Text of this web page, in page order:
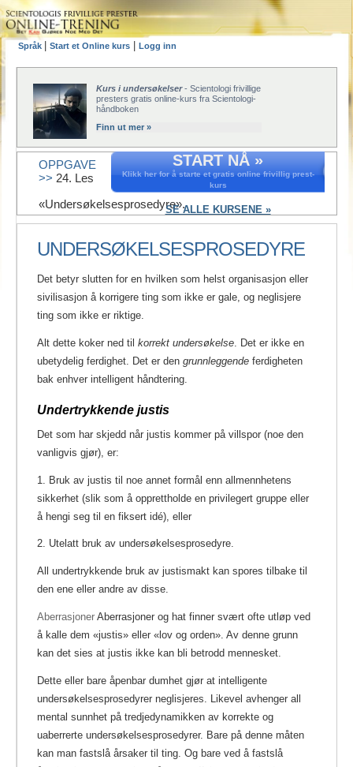
Språk Start et Online kurs Logg inn
Kurs i undersøkelser- Scientologi frivillige
presters gratis online-kurs fra Scientologi-
håndboken
Finn ut mer »
START NÅ »
Klikk her for å starte et gratis online frivillig prest-
kurs
SE ALLE KURSENE »
OPPGAVE
>> 24. Les
«Undersøkelsesprosedyre».
UNDERSØKELSESPROSEDYRE
Det betyr slutten for en hvilken som helst organisasjon eller
sivilisasjon å korrigere ting som ikke er gale, og neglisjere
ting som ikke er riktige.
Alt dette koker ned til korrekt undersøkelse . Det er ikke en
ubetydelig ferdighet. Det er den grunnleggende ferdigheten
bak enhver intelligent håndtering.
Undertrykkende justis
Det som har skjedd når justis kommer på villspor (noe den
vanligvis gjør), er:
1. Bruk av justis til noe annet formål enn allmennhetens
sikkerhet (slik som å opprettholde en privilegert gruppe eller
å hengi seg til en fiksert idé), eller
2. Utelatt bruk av undersøkelsesprosedyre.
All undertrykkende bruk av justismakt kan spores tilbake til
den ene eller andre av disse.
Aberrasjoner Aberrasjoner og hat finner svært ofte utløp ved
å kalle dem «justis» eller «lov og orden». Av denne grunn
kan det sies at justis ikke kan bli betrodd mennesket.
Dette eller bare åpenbar dumhet gjør at intelligente
undersøkelsesprosedyrer neglisjeres. Likevel avhenger all
mental sunnhet på tredjedynamikken av korrekte og
uaberrerte undersøkelsesprosedyrer. Bare på denne måten
kan man fastslå årsaker til ting. Og bare ved å fastslå